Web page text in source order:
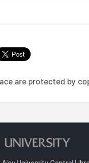
are protected by